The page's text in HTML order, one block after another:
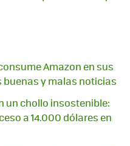
Amazon en sus
buenas y malas noticias
un chollo insostenible:
a 14.000 dólares en